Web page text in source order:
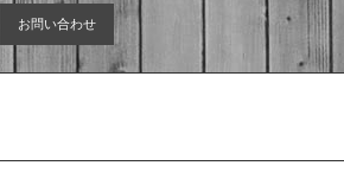
お問い合わせ